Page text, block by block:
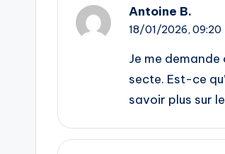
Antoine B.
18/01/2026, 09:20
Je me
secte. Est-ce
savoir plus sur